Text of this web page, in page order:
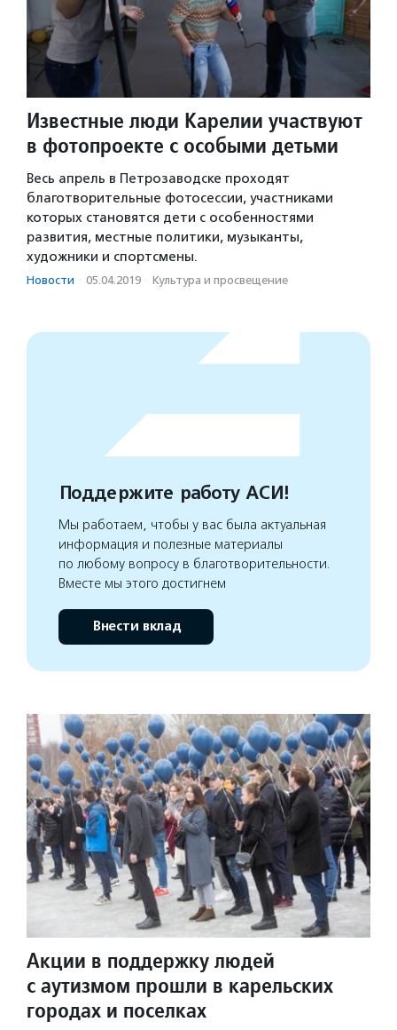
Известные люди Карелии участвуют
в фотопроекте с особыми детьми
Весь апрель в Петрозаводске проходят
благотворительные фотосессии, участниками
которых становятся дети с особенностями
развития, местные политики, музыканты,
художники и спортсмены.
Новости · 05.04.2019 · Культура и просвещение
Поддержите работу АСИ!
Мы работаем, чтобы у вас была актуальная
информация и полезные материалы
по любому вопросу в благотворительности.
Вместе мы этого достигнем
Внести вклад
Акции в поддержку людей
с аутизмом прошли в карельских
городах и поселках